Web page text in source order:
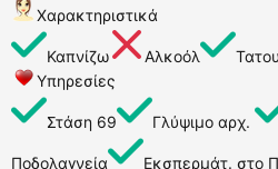
Χαρακτηριστικά
Καπνίζω Αλκοόλ
Υπηρεσίες
Στάση 69 Γλύψιμο αρχ.
Ποδολαγνεία Εκσπερμάτ. στο